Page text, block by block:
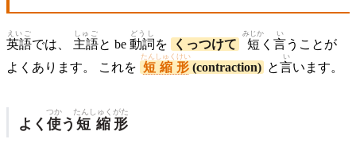
英語
えいご
では、 主語
しゅご
と be 動詞
どうし
を くっつけて 短
みじか
く 言
い
うことが
よくあります。 これを 短縮形
たんしゅくけい
(contraction) と言
い
います。
よく 使
つか
う 短縮
たんしゅく
形
がた